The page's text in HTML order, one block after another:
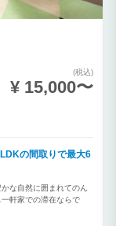
(税込)
¥ 15,000〜
の間取りで最大6
な自然に囲まれてのん
軒家での滞在ならで